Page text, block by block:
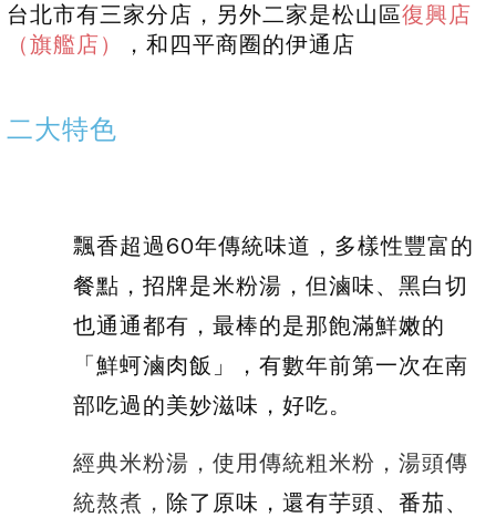
台北市有三家分店，另外二家是松山區復興店
（旗艦店）
，和四平商圈的伊通店
二大特色
飄香超過60年傳統味道，多樣性豐富的
餐點，招牌是米粉湯，但滷味、黑白切
也通通都有，最棒的是那飽滿鮮嫩的
「鮮蚵滷肉飯」，有數年前第一次在南
部吃過的美妙滋味，好吃。
經典米粉湯， 使用傳統粗米粉 ，湯頭傳
統熬煮， 除了原味，還有芋頭、番茄、